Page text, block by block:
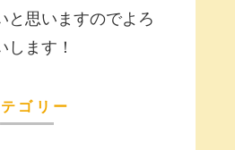
と思いますのでよろ
します！
ゴリー